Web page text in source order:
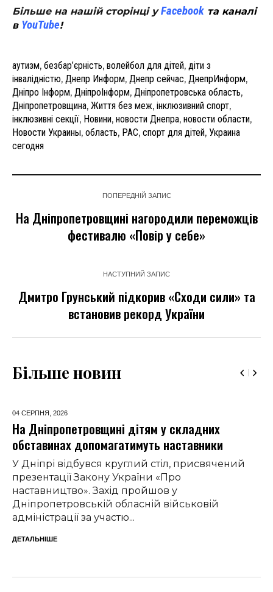
Більше на нашій сторінці уFacebook та каналі
в YouTube!
аутизм, безбар’єрність, волейбол для дітей, діти з
інвалідністю, Днепр Информ, Днепр сейчас, ДнепрИнформ,
Дніпро Інформ, ДніпроІнформ, Дніпропетровська область,
Дніпропетровщина, Життя без меж, інклюзивний спорт,
інклюзивні секції, Новини, новости Днепра, новости области,
Новости Украины, область, РАС, спорт для дітей, Украина
сегодня
ПОПЕРЕДНІЙ ЗАПИС
На Дніпропетровщині нагородили переможців
фестивалю «Повір у себе»
НАСТУПНИЙ ЗАПИС
Дмитро Грунський підкорив «Сходи сили» та
встановив рекорд України
Більше новин
04 СЕРПНЯ, 2026
На Дніпропетровщині дітям у складних
обставинах допомагатимуть наставники
У Дніпрі відбувся круглий стіл, присвячений
презентації Закону України «Про
наставництво». Захід пройшов у
Дніпропетровській обласній військовій
адміністрації за участю...
ДЕТАЛЬНІШЕ